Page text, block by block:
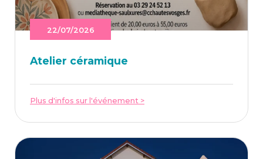
22/07/2026
Ate­lier céramique
Plus d'infos sur l'événement >